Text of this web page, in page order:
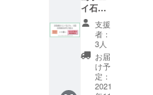
立て
バッグ
素材 :
天然サ
イザル
麻 サイ
ズ : 約
14×9.5c
防腐剤
などの
品質安
定剤・
香料な
ど添加
せず自
然乾燥
合わな
い場
合、お
肌に異
常のあ
る場合
は使用
をお止
ラス油
・山羊
みつば
ちの石
けん(化
粧石
鹸)
シ油、
コメヌ
カ油、
水酸化
Na、ヒ
マシ
油、
水、カ
けんの
材料で
使用し
ている
食品な
どを
セット
にして
ロマサ
ロン、
「アロ
マピ
ア」に
て手作
り体験
が出来
イ石け
ん 3個
(3960円
相当)
＋ 淡
路島の
恵み詰
め合わ
支援
者：
3人
お届
け予
定：
2021